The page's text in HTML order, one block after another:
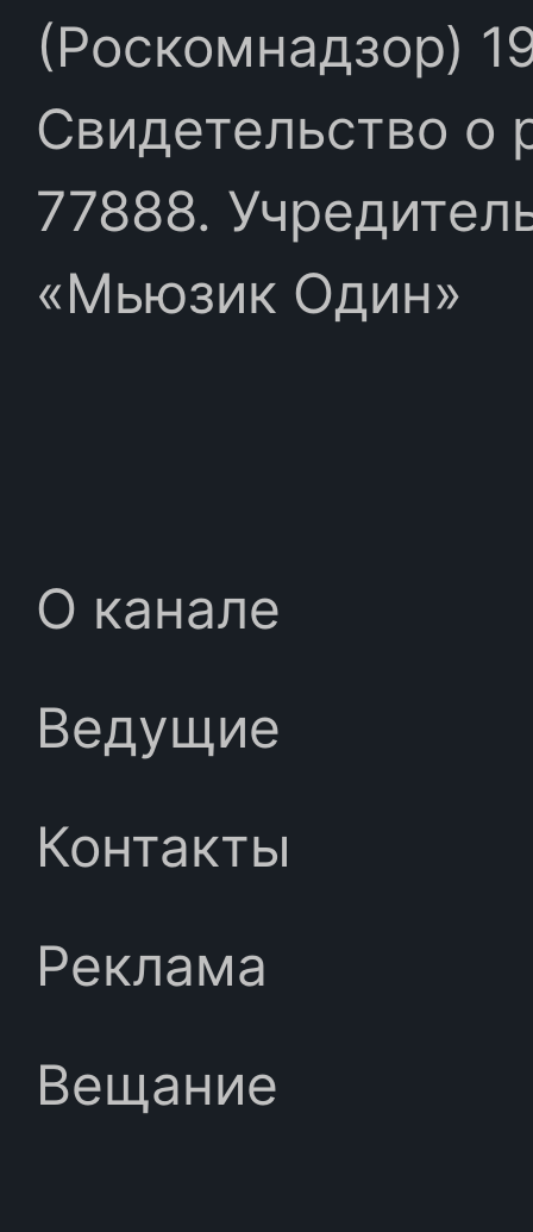
(Роскомнадзор)
Свидетельство
77888.
«Мьюзик Один»
О канале
Ведущие
Контакты
Реклама
Вещание